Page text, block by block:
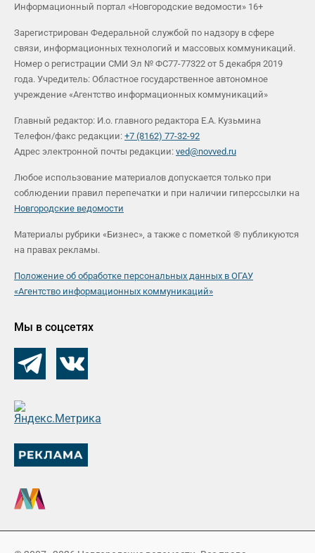
Информационный портал «Новгородские ведомости» 16+
Зарегистрирован Федеральной службой по надзору в сфере
связи, информационных технологий и массовых коммуникаций.
Номер о регистрации СМИ Эл № ФС77-77322 от 5 декабря 2019
года. Учредитель: Областное государственное автономное
учреждение «Агентство информационных коммуникаций»
Главный редактор: И.о. главного редактора Е.А. Кузьмина
Телефон/факс редакции: +7 (8162) 77-32-92
Адрес электронной почты редакции: ved@novved.ru
Любое использование материалов допускается только при
соблюдении правил перепечатки и при наличии гиперссылки на
Новгородские ведомости
Материалы рубрики «Бизнес», а также с пометкой ® публикуются
на правах рекламы.
Положение об обработке персональных данных в ОГАУ
«Агентство информационных коммуникаций»
Мы в соцсетях